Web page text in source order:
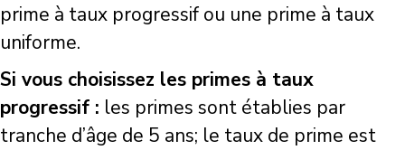
prime à taux progressif ou une prime à taux
uniforme.
Si vous choisissez les primes à taux
progressif : les primes sont établies par
tranche d’âge de 5 ans; le taux de prime est